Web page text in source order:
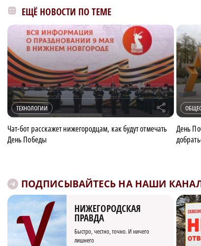
ЕЩЁ НОВОСТИ ПО ТЕМЕ
ТЕХНОЛОГИИ r
Чат-бот расскажет нижегородцам, как будут отмечать
День Победы
День
ПОДПИСЫВАЙТЕСЬ НА НАШИ КАНАЛЫ
НИЖЕГОРОДСКАЯ
ПРАВДА
Быстро, честно, точно. И ничего
лишнего